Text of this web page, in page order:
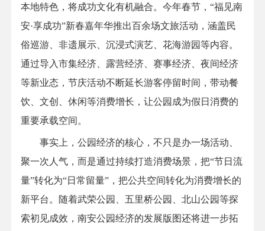
本地特色，将成功文化有机融合。今年春节，“福见南
安·享成功”新春嘉年华推出百余场文旅活动，涵盖民
俗巡游、非遗展示、沉浸式演艺、花海游园等内容。
通过导入市集经济、露营经济、赛事经济、夜间经济
等新业态，节庆活动不断延长游客停留时间，带动餐
饮、文创、休闲等消费增长，让公园成为假日消费的
重要承载空间。
事实上，公园经济的核心，不只是办一场活动、
聚一次人气，而是通过持续打造消费场景，把“节日流
量”转化为“日常留量”，把公共空间转化为消费增长的
新平台。随着武荣公园、五里桥公园、北山公园等探
索初见成效，南安公园经济的发展版图还将进一步拓